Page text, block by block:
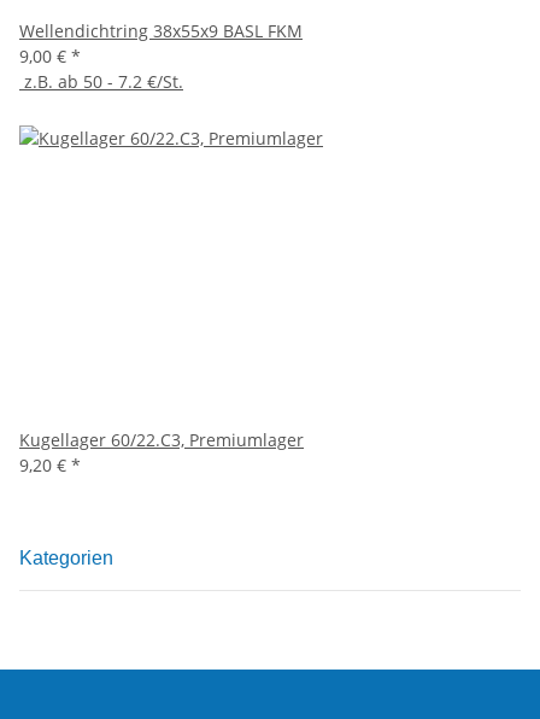
Wellendichtring 38x55x9 BASL FKM
9,00 € *
z.B. ab 50 - 7.2 €/St.
Kugellager 60/22.C3, Premiumlager
9,20 € *
Kategorien